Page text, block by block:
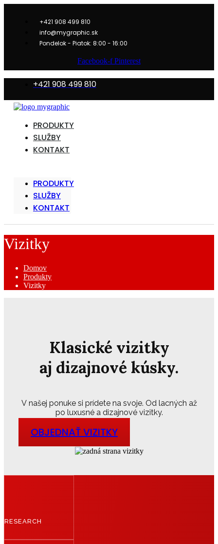
+421 908 499 810
info@mygraphic.sk
Pondelok - Piatok: 8:00 - 16:00
Facebook-f Pinterest
+421 908 499 810
PRODUKTY
SLUŽBY
KONTAKT
PRODUKTY
SLUŽBY
KONTAKT
Vizitky
Domov
Produkty
Vizitky
Klasické vizitky
aj dizajnové kúsky.
V našej ponuke si prídete na svoje. Od lacných až
po luxusné a dizajnové vizitky.
OBJEDNAŤ VIZITKY
RESEARCH